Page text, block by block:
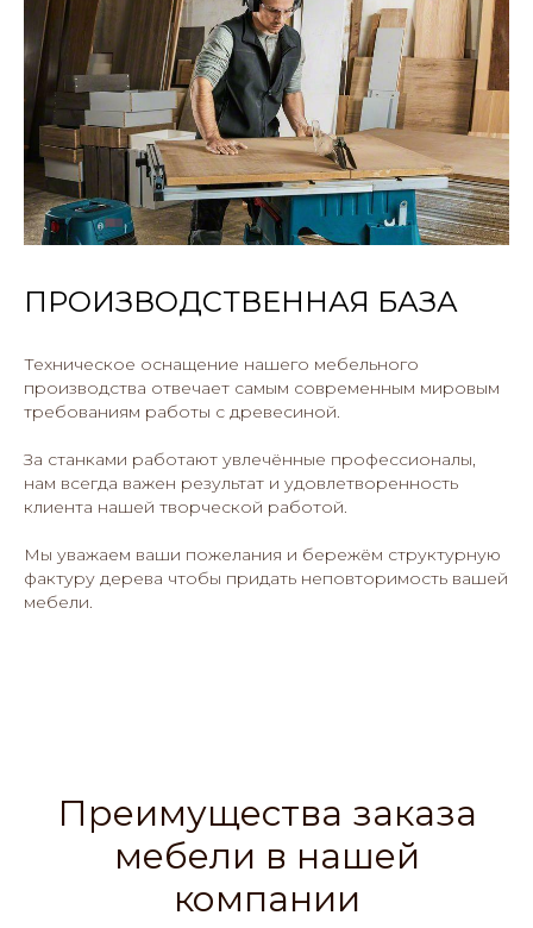
ПРОИЗВОДСТВЕННАЯ БАЗА
Техническое оснащение нашего мебельного
производства отвечает самым современным мировым
требованиям работы с древесиной.
За станками работают увлечённые профессионалы,
нам всегда важен результат и удовлетворенность
клиента нашей творческой работой.
Мы уважаем ваши пожелания и бережём структурную
фактуру дерева чтобы придать неповторимость вашей
мебели.
Преимущества заказа
мебели в нашей
компании